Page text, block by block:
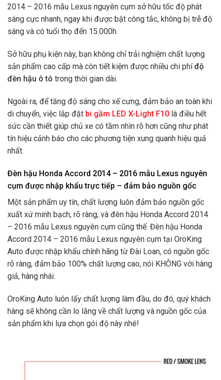
2014 – 2016 mẫu Lexus nguyên cụm sở hữu tốc độ phát
sáng cực nhanh, ngay khi được bật công tắc, không bị trễ độ
sáng và có tuổi thọ đến 15.000h.
Sở hữu phụ kiện này, bạn không chỉ trải nghiệm chất lượng
sản phẩm cao cấp mà còn tiết kiệm được nhiều chi phíđộ
đèn hậu ô tô trong thời gian dài.
Ngoài ra, để tăng độ sáng cho xế cưng, đảm bảo an toàn khi
di chuyển, việc lắp đặt bi gầm LED X-Light F10 là điều hết
sức cần thiết giúp chủ xe có tầm nhìn rõ hơn cũng như phát
tín hiệu cảnh báo cho các phương tiện xung quanh hiệu quả
nhất.
Đèn hậu Honda Accord 2014 – 2016 mẫu Lexus nguyên
cụm được nhập khẩu trực tiếp – đảm bảo nguồn gốc
Một sản phẩm uy tín, chất lượng luôn đảm bảo nguồn gốc
xuất xứ minh bạch, rõ ràng, và đèn hậu Honda Accord 2014
– 2016 mẫu Lexus nguyên cụm cũng thế. Đèn hậu Honda
Accord 2014 – 2016 mẫu Lexus nguyên cụm tại OroKing
Auto được nhập khẩu chính hãng từ Đài Loan, có nguồn gốc
rõ ràng, đảm bảo 100% chất lượng cao, nói KHÔNG với hàng
giả, hàng nhái.
OroKing Auto luôn lấy chất lượng làm đầu, do đó, quý khách
hàng sẽ không cần lo lắng về chất lượng và nguồn gốc của
sản phẩm khi lựa chọn gói độ này nhé!